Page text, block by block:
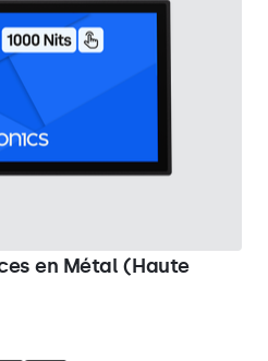
en Métal (Haute